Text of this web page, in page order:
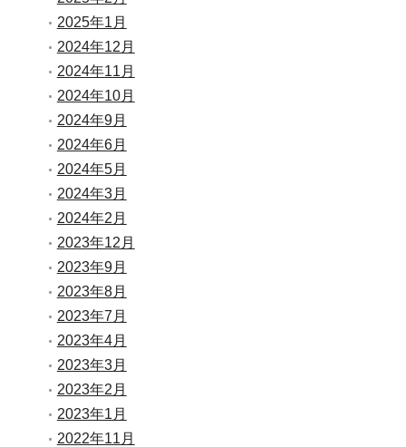
2025年1月
2024年12月
2024年11月
2024年10月
2024年9月
2024年6月
2024年5月
2024年3月
2024年2月
2023年12月
2023年9月
2023年8月
2023年7月
2023年4月
2023年3月
2023年2月
2023年1月
2022年11月